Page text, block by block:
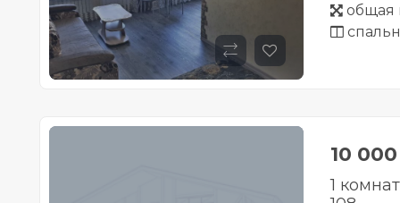
общая
10
1